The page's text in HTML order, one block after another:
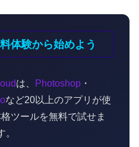
体験から始めよう
は、 Photoshop・
など20以上のアプリが使
ツールを無料で試せま
。